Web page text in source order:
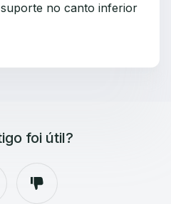
no canto inferior
foi útil?